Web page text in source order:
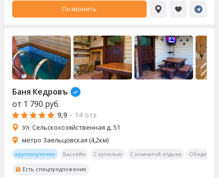
Позвонить
Баня Кедровъ
от 1 790 руб.
9,9 · 14 отз.
Ул. Сельскохозяйственная д. 51
метро Заельцовская (4,2км)
круглосуточно Бассейн С купелью С комнатой отдыха
Есть спецпредложения